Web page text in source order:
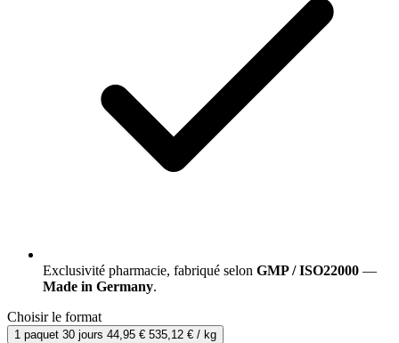
Exclusivité pharmacie, fabriqué selon GMP / ISO22000 —
Made in Germany.
Choisir le format
1 paquet 30 jours 44,95 € 535,12 € / kg